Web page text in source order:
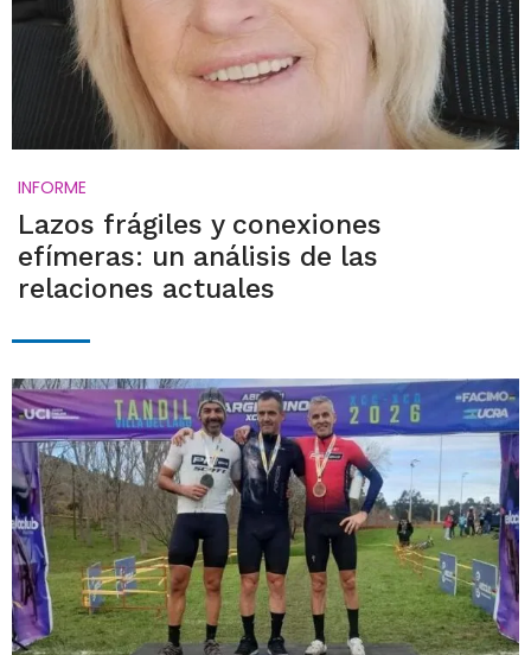
INFORME
Lazos frágiles y conexiones
efímeras: un análisis de las
relaciones actuales